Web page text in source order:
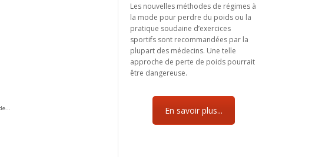
Les nouvelles méthodes de régimes à
la mode pour perdre du poids ou la
pratique soudaine d’exercices
sportifs sont recommandées par la
plupart des médecins. Une telle
approche de perte de poids pourrait
être dangereuse.
En savoir plus...